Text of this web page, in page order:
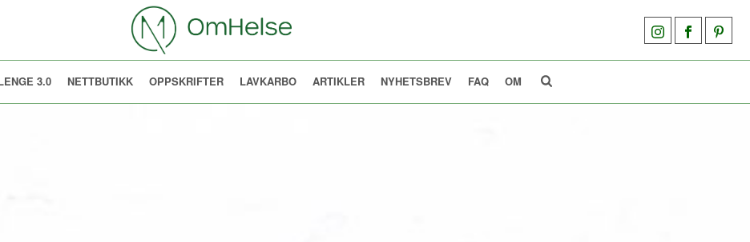
3.0 NETTBUTIKK OPPSKRIFTER LAVKARBO ARTIKLER NYHETSBREV FAQ OM